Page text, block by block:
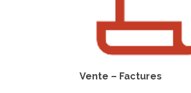
Vente – Factures